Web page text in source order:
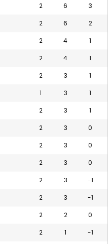
2 6 3
2 6 2
2 4 1
2 4 1
2 3 1
1 3 1
2 3 1
2 3 0
2 3 0
2 3 0
2 3 -1
2 3 -1
2 2 0
2 1 -1